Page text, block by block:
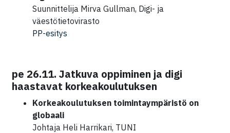
Suunnittelija Mirva Gullman, Digi- ja
väestötietovirasto
PP-esitys
pe 26.11. Jatkuva oppiminen ja digi
haastavat korkeakoulutuksen
Korkeakoulutuksen toimintaympäristö on
globaali
Johtaja Heli Harrikari, TUNI